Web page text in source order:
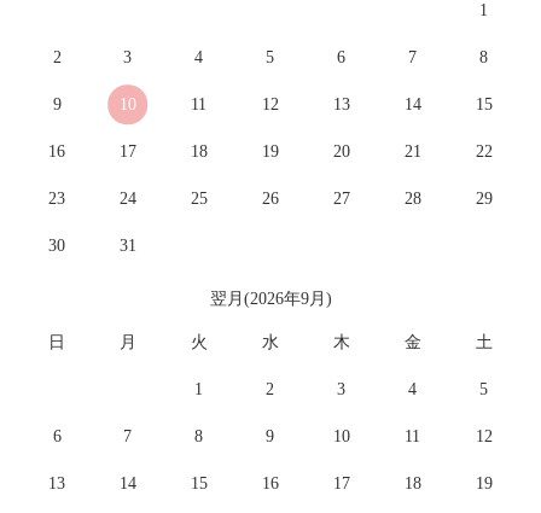
1
2 3 4 5 6 7 8
9 10 11 12 13 14 15
16 17 18 19 20 21 22
23 24 25 26 27 28 29
30 31
翌月(2026年9月)
日 月 火 水 木 金 土
1 2 3 4 5
6 7 8 9 10 11 12
13 14 15 16 17 18 19